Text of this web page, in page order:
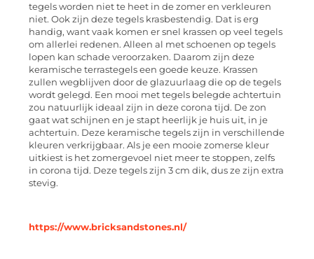
tegels worden niet te heet in de zomer en verkleuren
niet. Ook zijn deze tegels krasbestendig. Dat is erg
handig, want vaak komen er snel krassen op veel tegels
om allerlei redenen. Alleen al met schoenen op tegels
lopen kan schade veroorzaken. Daarom zijn deze
keramische terrastegels een goede keuze. Krassen
zullen wegblijven door de glazuurlaag die op de tegels
wordt gelegd. Een mooi met tegels belegde achtertuin
zou natuurlijk ideaal zijn in deze corona tijd. De zon
gaat wat schijnen en je stapt heerlijk je huis uit, in je
achtertuin. Deze keramische tegels zijn in verschillende
kleuren verkrijgbaar. Als je een mooie zomerse kleur
uitkiest is het zomergevoel niet meer te stoppen, zelfs
in corona tijd. Deze tegels zijn 3 cm dik, dus ze zijn extra
stevig.
https://www.bricksandstones.nl/